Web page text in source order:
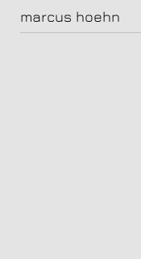
marcus hoehn